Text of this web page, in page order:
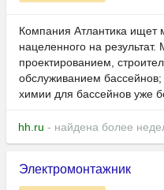
Компания Атлантика
нацеленного на
проектированием,
обслуживанием бассейнов;
химии для бассейнов уже
hh.ru - найдена более
Электромонтажник